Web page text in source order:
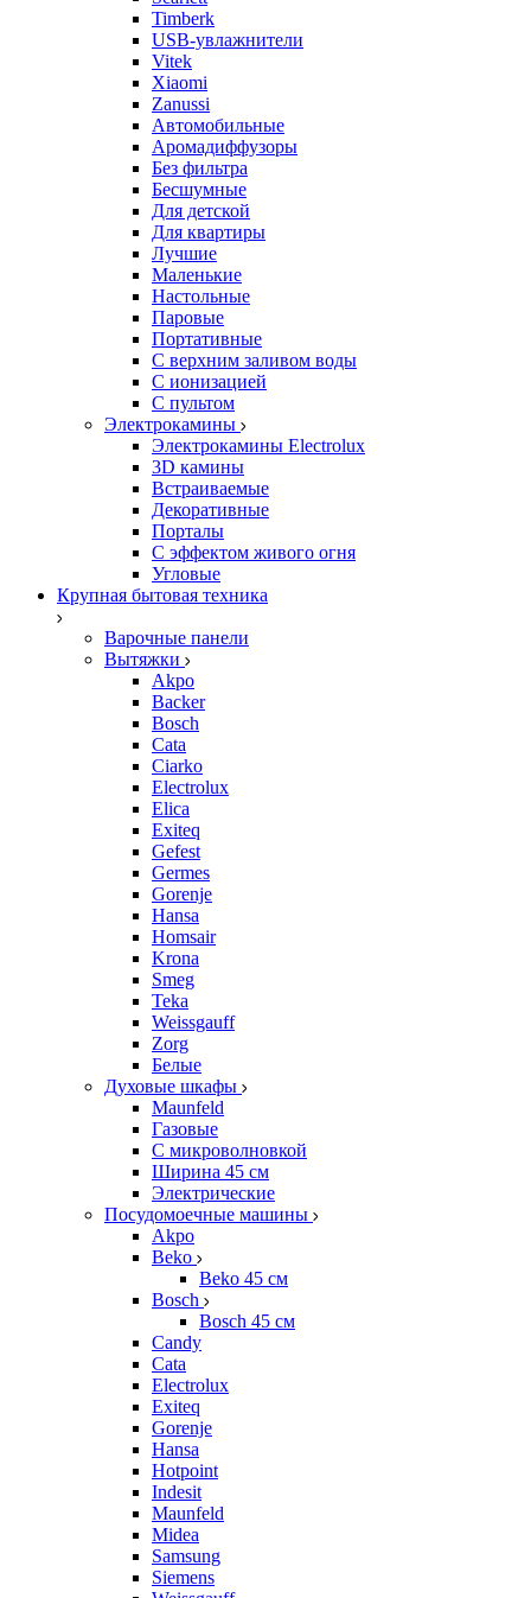
Timberk
USB-увлажнители
Vitek
Xiaomi
Zanussi
Автомобильные
Аромадиффузоры
Без фильтра
Бесшумные
Для детской
Для квартиры
Лучшие
Маленькие
Настольные
Паровые
Портативные
С верхним заливом воды
С ионизацией
С пультом
Электрокамины
Электрокамины Electrolux
3D камины
Встраиваемые
Декоративные
Порталы
С эффектом живого огня
Угловые
Крупная бытовая техника
Варочные панели
Вытяжки
Akpo
Backer
Bosch
Cata
Ciarko
Electrolux
Elica
Exiteq
Gefest
Germes
Gorenje
Hansa
Homsair
Krona
Smeg
Teka
Weissgauff
Zorg
Белые
Духовые шкафы
Maunfeld
Газовые
С микроволновкой
Ширина 45 см
Электрические
Посудомоечные машины
Akpo
Beko
Beko 45 см
Bosch
Bosch 45 см
Candy
Cata
Electrolux
Exiteq
Gorenje
Hansa
Hotpoint
Indesit
Maunfeld
Midea
Samsung
Siemens